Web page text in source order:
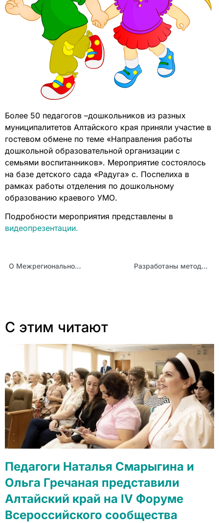
Более 50 педагогов –дошкольников из разных
муниципалитетов Алтайского края приняли участие в
гостевом обмене по теме «Направления работы
дошкольной образовательной организации с
семьями воспитанников». Мероприятие состоялось
на базе детского сада «Радуга» с. Поспелиха в
рамках работы отделения по дошкольному
образованию краевого УМО.
Подробности мероприятия представлены в
видеопрезентации.
О Межрегиональном экспертном семинаре Разработаны методические продукты для педагогов.
С этим читают
Педагоги Наталья Смарыгина и
Ольга Гречаная представили
Алтайский край на IV Форуме
Всероссийского сообщества